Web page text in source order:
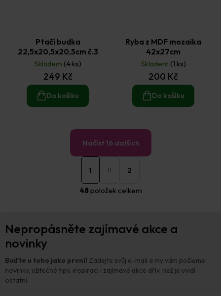
Ptačí budka
22,5x20,5x20,5cm č.3
Skladem (4 ks)
249 Kč
Do košíku
Ryba z MDF mozaika
42x27cm
Skladem (1 ks)
200 Kč
Do košíku
O
á
í
v
k
Načíst 16 dalších
S
t
n
á
n
1 2
48 položek celkem
Nepropásněte zajímavé akce a
novinky
Buďte u toho jako první! Zadejte svůj e-mail a my vám pošleme
novinky, užitečné tipy, inspiraci i zajímavé akce dřív, než je uvidí
ostatní.